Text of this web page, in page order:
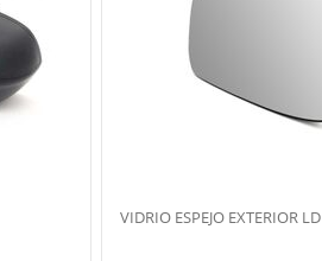
VIDRIO ESPEJO EXTERIOR LD